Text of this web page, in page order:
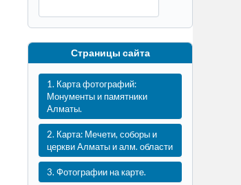
Страницы сайта
1. Карта фотографий:
Монументы и памятники
Алматы.
2. Карта: Мечети, соборы и
церкви Алматы и алм. области
3. Фотографии на карте.